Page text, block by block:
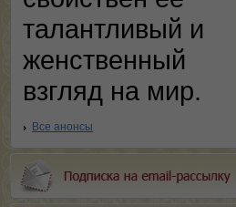
талантливый и
женственный
взгляд на мир.
Все анонсы